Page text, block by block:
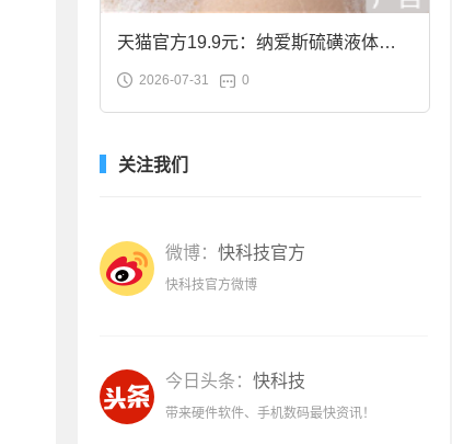
天猫官方19.9元：纳爱斯硫磺液体香
皂2斤大促
2026-07-31 0
关注我们
微博： 快科技官方
快科技官方微博
今日头条： 快科技
带来硬件软件、手机数码最快资讯！